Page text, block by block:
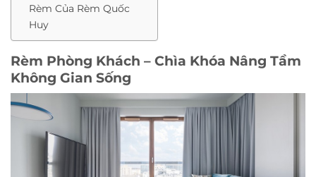
Rèm Của Rèm Quốc
Huy
Rèm Phòng Khách – Chìa Khóa Nâng Tầm
Không Gian Sống